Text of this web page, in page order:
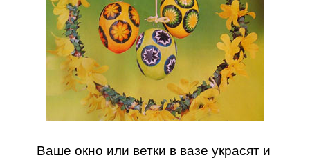
Ваше окно или ветки в вазе украсят и